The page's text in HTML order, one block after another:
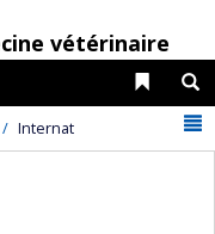
vétérinaire
Liens
Internat